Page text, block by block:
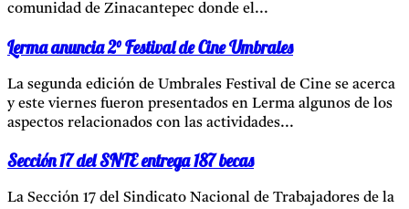
comunidad de Zinacantepec donde el...
Lerma anuncia 2° Festival de Cine Umbrales
La segunda edición de Umbrales Festival de Cine se acerca
y este viernes fueron presentados en Lerma algunos de los
aspectos relacionados con las actividades...
Sección 17 del SNTE entrega 187 becas
La Sección 17 del Sindicato Nacional de Trabajadores de la